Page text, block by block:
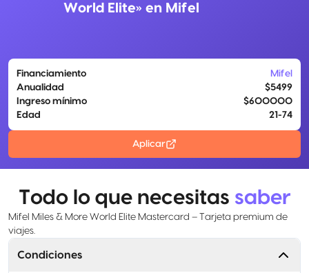
World Elite» en Mifel
Financiamiento
Mifel
Anualidad
$5499
Ingreso mínimo
$600000
Edad
21-74
Aplicar
Todo lo que necesitas saber
Mifel Miles & More World Elite Mastercard – Tarjeta premium de
viajes.
Condiciones